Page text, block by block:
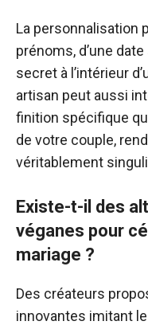
La personnalisation
prénoms, d’une
secret à l’intérieur
artisan peut aussi
finition spécifique
de votre couple,
véritablement
Existe-t-il des
véganes pour
mariage ?
Des créateurs
innovantes imitant